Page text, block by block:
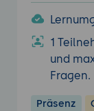
1
und
Fragen.
Präsenz